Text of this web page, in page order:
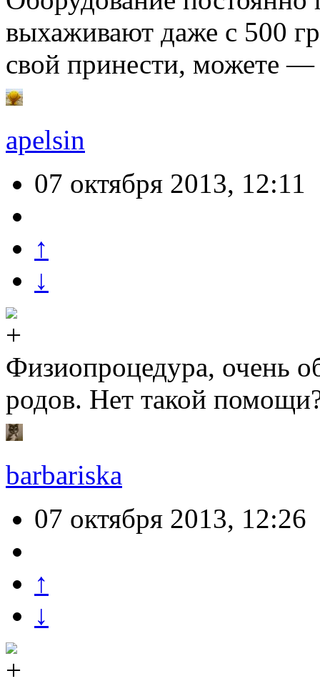
выхаживают даже с 500
свой принести, можете —
apelsin
07 октября 2013, 12:11
↑
↓
Физиопроцедура, очень
родов. Нет такой
barbariska
07 октября 2013, 12:26
↑
↓